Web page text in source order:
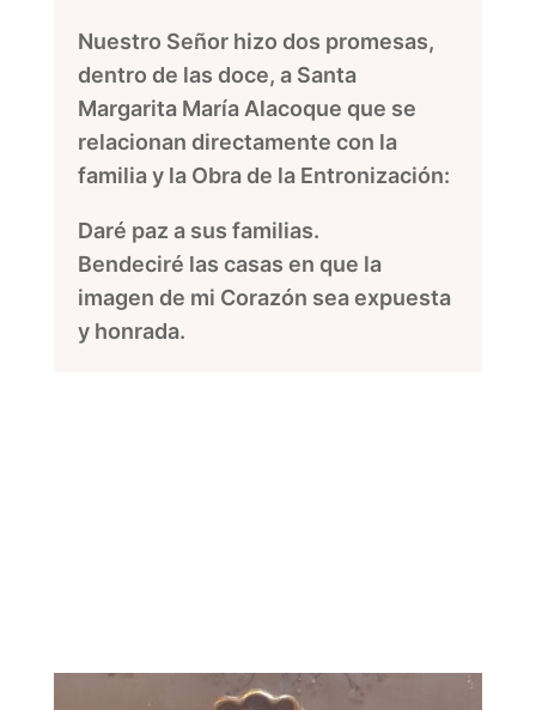
Nuestro Señor hizo dos promesas,
dentro de las doce, a Santa
Margarita María Alacoque que se
relacionan directamente con la
familia y la Obra de la Entronización:
Daré paz a sus familias.
Bendeciré las casas en que la
imagen de mi Corazón sea expuesta
y honrada.